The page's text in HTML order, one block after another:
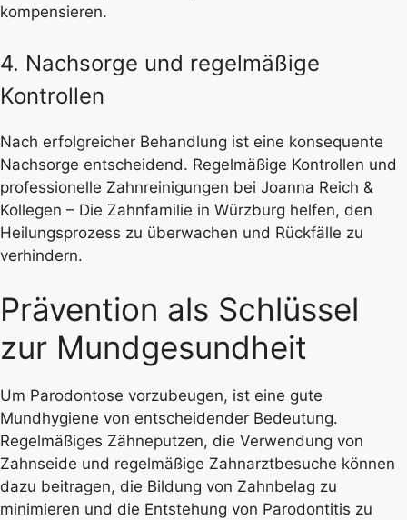
kompensieren.
4. Nachsorge und regelmäßige
Kontrollen
Nach erfolgreicher Behandlung ist eine konsequente
Nachsorge entscheidend. Regelmäßige Kontrollen und
professionelle Zahnreinigungen bei Joanna Reich &
Kollegen – Die Zahnfamilie in Würzburg helfen, den
Heilungsprozess zu überwachen und Rückfälle zu
verhindern.
Prävention als Schlüssel
zur Mundgesundheit
Um Parodontose vorzubeugen, ist eine gute
Mundhygiene von entscheidender Bedeutung.
Regelmäßiges Zähneputzen, die Verwendung von
Zahnseide und regelmäßige Zahnarztbesuche können
dazu beitragen, die Bildung von Zahnbelag zu
minimieren und die Entstehung von Parodontitis zu